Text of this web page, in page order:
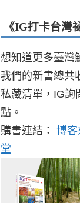
《IG打卡台灣
想知道更多臺灣
我們的新書總共
私藏清單，IG詢
點。
購書連結： 博客
堂